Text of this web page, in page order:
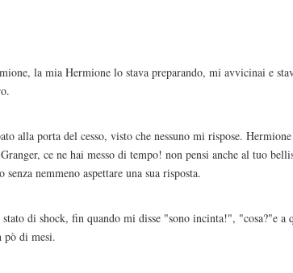
la mia Hermione lo stava preparando, mi avvicinai e
alla porta del cesso, visto che nessuno mi rispose.
ce ne hai messo di tempo! non pensi anche al tuo
nemmeno aspettare una sua risposta.
di shock, fin quando mi disse "sono incinta!", "cosa?"e
pò di mesi.